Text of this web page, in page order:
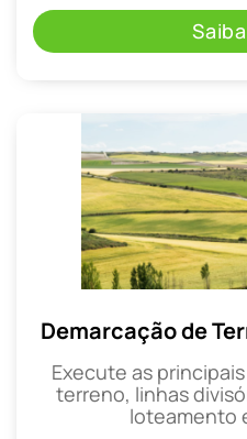
Demarcação de
Execute as
terreno, linhas
loteamento